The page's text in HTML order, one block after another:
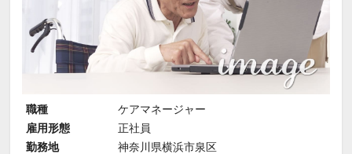
職種
ケアマネージャー
雇用形態
正社員
勤務地
神奈川県横浜市泉区